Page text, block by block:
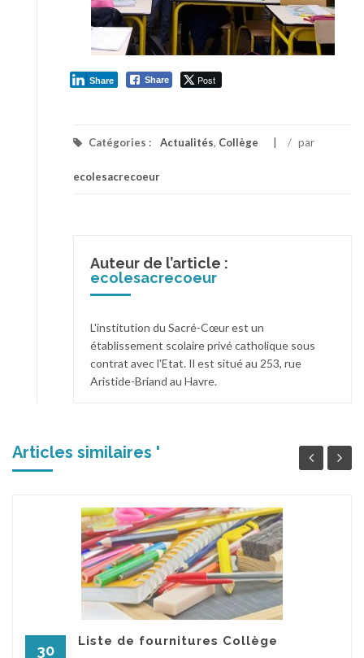
Share Post
Share
Catégories : Actualités, Collège / par
ecolesacrecoeur
Auteur de l’article :
ecolesacrecoeur
L'institution du Sacré-Cœur est un
établissement scolaire privé catholique sous
contrat avec l'Etat. Il est situé au 253, rue
Aristide-Briand au Havre.
Articles similaires '
30
Liste de fournitures Collège